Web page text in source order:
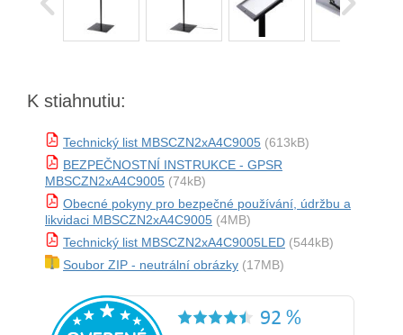
K stiahnutiu:
Technický list MBSCZN2xA4C9005 (613kB)
BEZPEČNOSTNÍ INSTRUKCE - GPSR
MBSCZN2xA4C9005 (74kB)
Obecné pokyny pro bezpečné používání, údržbu a
likvidaci MBSCZN2xA4C9005 (4MB)
Technický list MBSCZN2xA4C9005LED (544kB)
Soubor ZIP - neutrální obrázky (17MB)